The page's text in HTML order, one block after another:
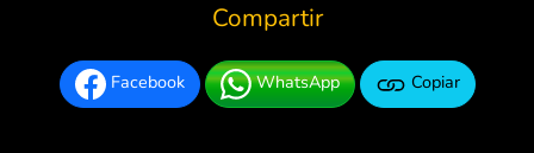
Compartir
Facebook WhatsApp Copiar